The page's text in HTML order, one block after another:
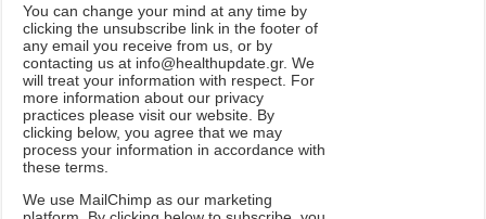
You can change your mind at any time by
clicking the unsubscribe link in the footer of
any email you receive from us, or by
contacting us at info@healthupdate.gr. We
will treat your information with respect. For
more information about our privacy
practices please visit our website. By
clicking below, you agree that we may
process your information in accordance with
these terms.
We use MailChimp as our marketing